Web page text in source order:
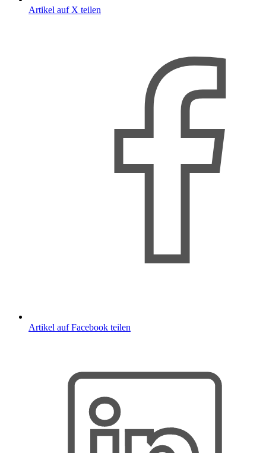
Artikel auf X teilen
Artikel auf Facebook teilen